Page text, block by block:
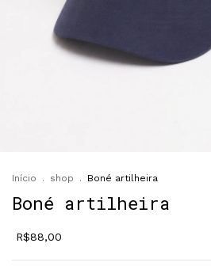
Início . shop . Boné artilheira
Boné artilheira
R$88,00